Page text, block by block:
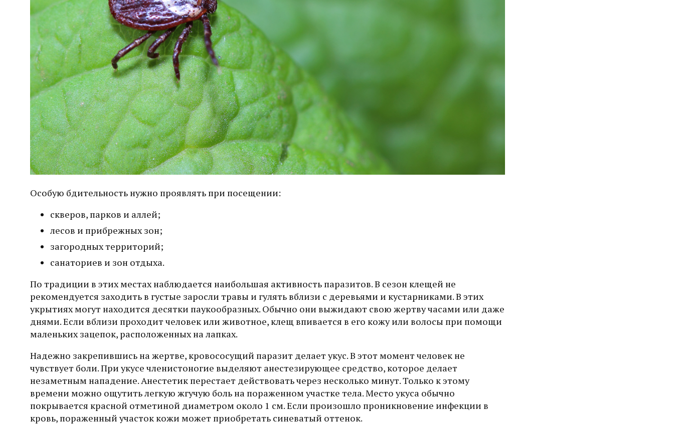
Особую бдительность нужно проявлять при посещении:
скверов, парков и аллей;
лесов и прибрежных зон;
загородных территорий;
санаториев и зон отдыха.
По традиции в этих местах наблюдается наибольшая активность паразитов. В сезон клещей не
рекомендуется заходить в густые заросли травы и гулять вблизи с деревьями и кустарниками. В этих
укрытиях могут находится десятки паукообразных. Обычно они выжидают свою жертву часами или даже
днями. Если вблизи проходит человек или животное, клещ впивается в его кожу или волосы при помощи
маленьких зацепок, расположенных на лапках.
Надежно закрепившись на жертве, кровососущий паразит делает укус. В этот момент человек не
чувствует боли. При укусе членистоногие выделяют анестезирующее средство, которое делает
незаметным нападение. Анестетик перестает действовать через несколько минут. Только к этому
времени можно ощутить легкую жгучую боль на пораженном участке тела. Место укуса обычно
покрывается красной отметиной диаметром около 1 см. Если произошло проникновение инфекции в
кровь, пораженный участок кожи может приобретать синеватый оттенок.